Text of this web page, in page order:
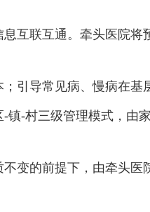
联互通。牵头医院将
导常见病、慢病在基
-村三级管理模式，由
的前提下，由牵头医